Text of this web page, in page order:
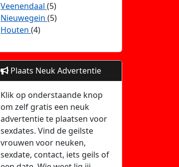
Veenendaal (5)
Nieuwegein (5)
Houten (4)
Plaats Neuk Advertentie
Klik op onderstaande knop
om zelf gratis een neuk
advertentie te plaatsen voor
sexdates. Vind de geilste
vrouwen voor neuken,
sexdate, contact, iets geils of